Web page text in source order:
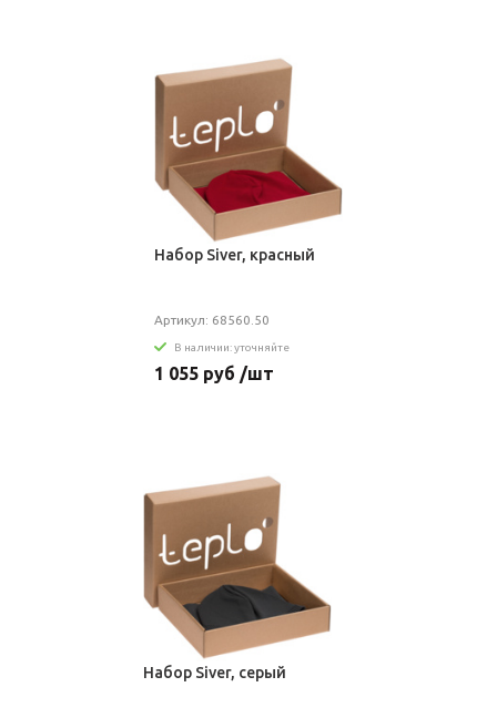
Набор Siver, красный
Артикул: 68560.50
В наличии: уточняйте
1 055 руб /шт
Набор Siver, серый